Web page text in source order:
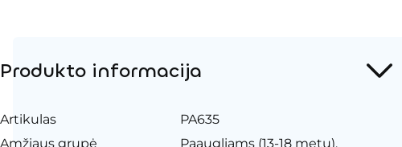
Produkto informacija
Artikulas
PA635
Amžiaus grupė
Paaugliams (13-18 metų),